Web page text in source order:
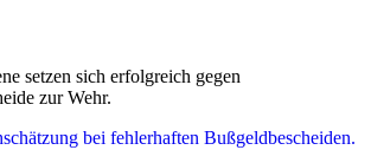
setzen sich erfolgreich gegen
zur Wehr.